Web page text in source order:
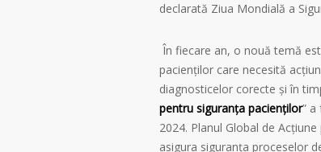
declarată Ziua Mondială a
În fiecare an, o nouă temă
pacienților care necesită
diagnosticelor corecte și în
pentru siguranța pacienților”
2024. Planul Global de
asigura siguranța proceselor